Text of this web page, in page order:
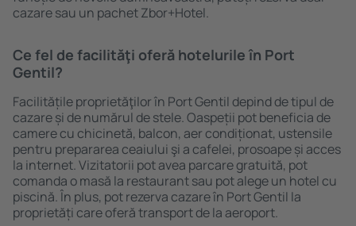
cazare sau un pachet Zbor+Hotel.
Ce fel de facilităţi oferă hotelurile în Port
Gentil?
Facilitățile proprietăţilor în Port Gentil depind de tipul de
cazare și de numărul de stele. Oaspeții pot beneficia de
camere cu chicinetă, balcon, aer condiționat, ustensile
pentru prepararea ceaiului şi a cafelei, prosoape și acces
la internet. Vizitatorii pot avea parcare gratuită, pot
comanda o masă la restaurant sau pot alege un hotel cu
piscină. În plus, pot rezerva cazare în Port Gentil la
proprietăți care oferă transport de la aeroport.